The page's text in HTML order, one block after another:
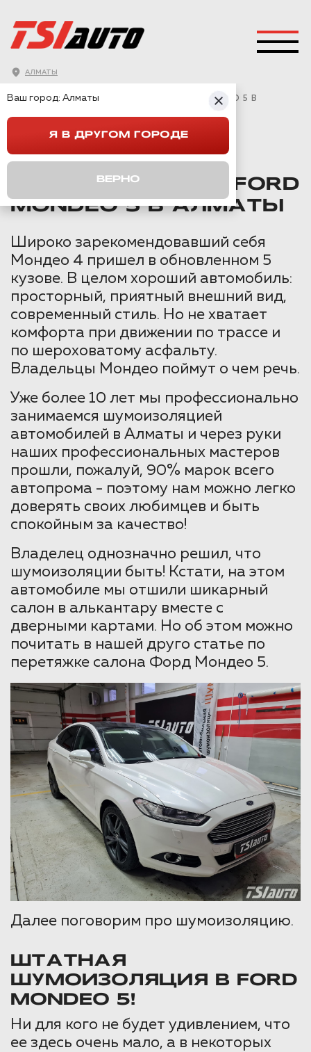
АЛМАТЫ
ПРАВИЛЬНАЯ ШУМОИЗОЛЯЦИЯ FORD MONDEO 5 В
ПРАВИЛЬНАЯ
ШУМОИЗОЛЯЦИЯ FORD
MONDEO 5 В АЛМАТЫ
Широко зарекомендовавший себя
Мондео 4 пришел в обновленном 5
кузове. В целом хороший автомобиль:
просторный, приятный внешний вид,
современный стиль. Но не хватает
комфорта при движении по трассе и
по шероховатому асфальту.
Владельцы Мондео поймут о чем речь.
Уже более 10 лет мы профессионально
занимаемся шумоизоляцией
автомобилей в Алматы и через руки
наших профессиональных мастеров
прошли, пожалуй, 90% марок всего
автопрома - поэтому нам можно легко
доверять своих любимцев и быть
спокойным за качество!
Владелец однозначно решил, что
шумоизоляции быть! Кстати, на этом
автомобиле мы отшили шикарный
салон в алькантару вместе с
дверными картами. Но об этом можно
почитать в нашей друго статье по
перетяжке салона Форд Мондео 5.
Далее поговорим про шумоизоляцию.
ШТАТНАЯ
ШУМОИЗОЛЯЦИЯ В FORD
MONDEO 5!
Ни для кого не будет удивлением, что
ее здесь очень мало, а в некоторых
Ваш город: Алматы
Я В ДРУГОМ ГОРОДЕ
ВЕРНО